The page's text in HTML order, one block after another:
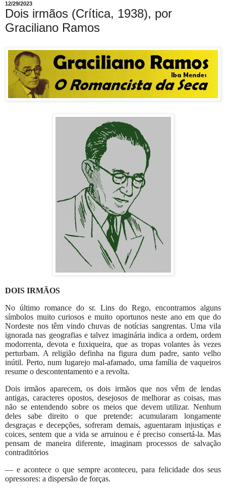
12/29/2023
Dois irmãos (Crítica, 1938), por
Graciliano Ramos
DOIS IRMÃOS
No último romance do sr. Lins do Rego, encontramos alguns
símbolos muito curiosos e muito oportunos neste ano em que do
Nordeste nos têm vindo chuvas de notícias sangrentas. Uma vila
ignorada nas geografias e talvez imaginária indica a ordem, ordem
modorrenta, devota e fuxiqueira, que as tropas volantes às vezes
perturbam. A religião definha na figura dum padre, santo velho
inútil. Perto, num lugarejo mal-afamado, uma família de vaqueiros
resume o descontentamento e a revolta.
Dois irmãos aparecem, os dois irmãos que nos vêm de lendas
antigas, caracteres opostos, desejosos de melhorar as coisas, mas
não se entendendo sobre os meios que devem utilizar. Nenhum
deles sabe direito o que pretende: acumularam longamente
desgraças e decepções, sofreram demais, aguentaram injustiças e
coices, sentem que a vida se arruinou e é preciso consertá-la. Mas
pensam de maneira diferente, imaginam processos de salvação
contraditórios
— e acontece o que sempre aconteceu, para felicidade dos seus
opressores: a dispersão de forças.